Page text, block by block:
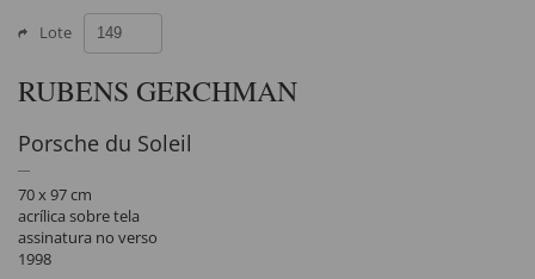
Lote
RUBENS GERCHMAN
Porsche du Soleil
70 x 97 cm
acrílica sobre tela
assinatura no verso
1998